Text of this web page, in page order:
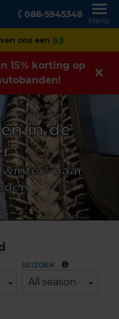
088-5945348
Menu
ons een 8,9
15% korting op
in de
naar
SEIZOEN
All season